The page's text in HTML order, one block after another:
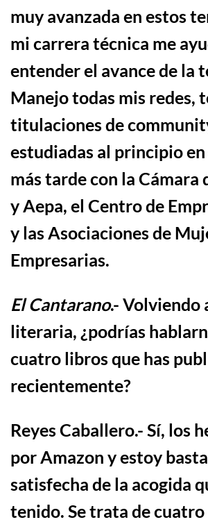
muy avanzada en estos
mi carrera técnica me
entender el avance de la
Manejo todas mis redes,
titulaciones de
estudiadas al principio
más tarde con la Cámara
y Aepa, el Centro de
y las Asociaciones de
Empresarias.
El Cantarano.- Volviendo
literaria, ¿podrías
cuatro libros que has
recientemente?
Reyes Caballero.- Sí, los
por Amazon y estoy
satisfecha de la acogida
tenido. Se trata de cuatro